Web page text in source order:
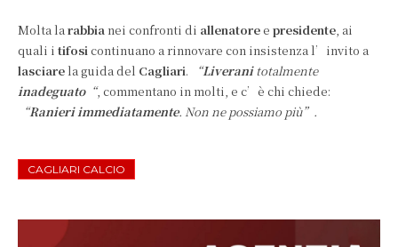
Molta la rabbia nei confronti di allenatoree presidente , ai
quali i tifosi continuano a rinnovare con insistenza l’invito a
lasciare la guida del Cagliari. “Liveranitotalmente
inadeguato“, commentano in molti, e c’è chi chiede:
“Ranieri immediatamente. Non ne possiamo più”.
CAGLIARI CALCIO